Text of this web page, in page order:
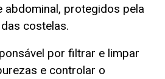
abdominal, protegidos pela
costelas.
por filtrar e limpar
e controlar o